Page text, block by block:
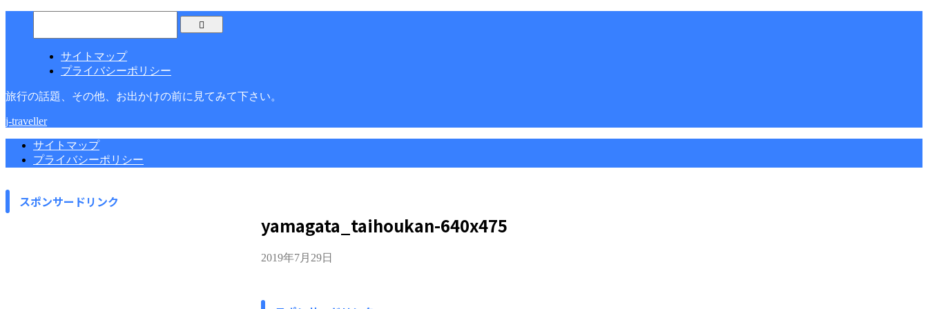
サイトマップ
プライバシーポリシー
旅行の話題、その他、お出かけの前に見てみて下さい。
j-traveller
サイトマップ
プライバシーポリシー
yamagata_taihoukan-640x475
2019年7月29日
スポンサードリンク